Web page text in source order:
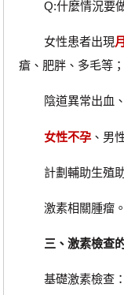
Q:什麼情況要
女性患者出現
瘡、肥胖、多毛等；
陰道異常出血、
女性不孕、男
計劃輔助生殖助
激素相關腫瘤。
三、激素檢查
基礎激素檢查：